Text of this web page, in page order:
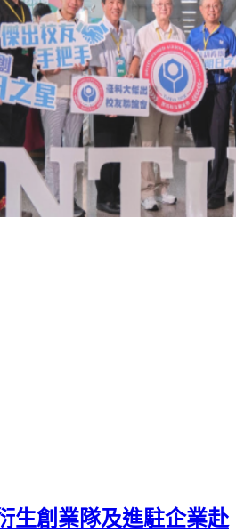
生創業隊及進駐企業赴